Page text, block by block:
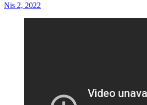
Nis 2, 2022